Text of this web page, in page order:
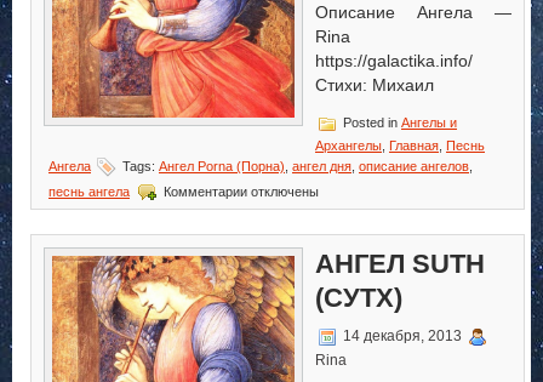
Описание Ангела —
Rina
https://galactika.info/
Стихи: Михаил
Posted in Ангелы и
Архангелы Главная Песнь
Ангела
Tags: Ангел Porna (Порна) ангел дня описание ангелов
песнь ангела
Комментариик
записи
Porna
(Порна)
отключены
АНГЕЛ SUTH
(СУТХ)
14 декабря, 2013
Rina